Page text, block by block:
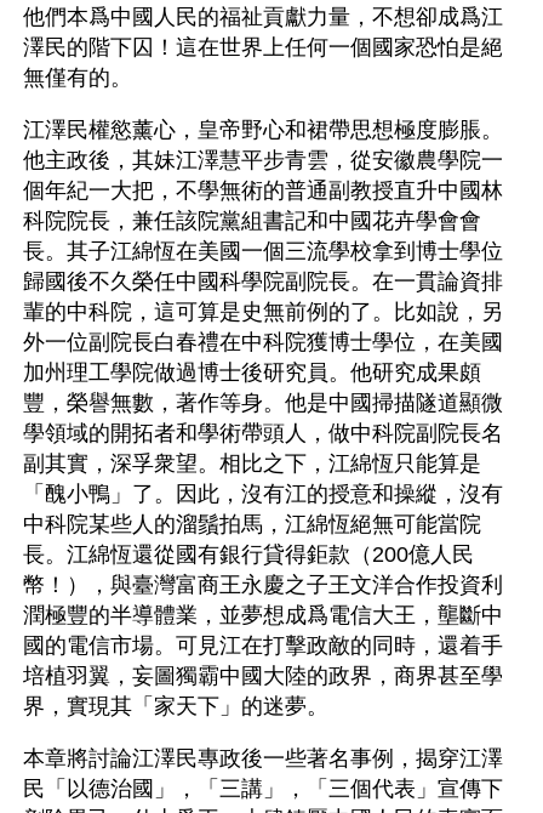
他們本爲中國人民的福祉貢獻力量，不想卻成爲江
澤民的階下囚！這在世界上任何一個國家恐怕是絕
無僅有的。
江澤民權慾薰心，皇帝野心和裙帶思想極度膨脹。
他主政後，其妹江澤慧平步青雲，從安徽農學院一
個年紀一大把，不學無術的普通副教授直升中國林
科院院長，兼任該院黨組書記和中國花卉學會會
長。其子江綿恆在美國一個三流學校拿到博士學位
歸國後不久榮任中國科學院副院長。在一貫論資排
輩的中科院，這可算是史無前例的了。比如說，另
外一位副院長白春禮在中科院獲博士學位，在美國
加州理工學院做過博士後研究員。他研究成果頗
豐，榮譽無數，著作等身。他是中國掃描隧道顯微
學領域的開拓者和學術帶頭人，做中科院副院長名
副其實，深孚衆望。相比之下，江綿恆只能算是
「醜小鴨」了。因此，沒有江的授意和操縱，沒有
中科院某些人的溜鬚拍馬，江綿恆絕無可能當院
長。江綿恆還從國有銀行貸得鉅款（200億人民
幣！），與臺灣富商王永慶之子王文洋合作投資利
潤極豐的半導體業，並夢想成爲電信大王，壟斷中
國的電信市場。可見江在打擊政敵的同時，還着手
培植羽翼，妄圖獨霸中國大陸的政界，商界甚至學
界，實現其「家天下」的迷夢。
本章將討論江澤民專政後一些著名事例，揭穿江澤
民「以德治國」，「三講」，「三個代表」宣傳下